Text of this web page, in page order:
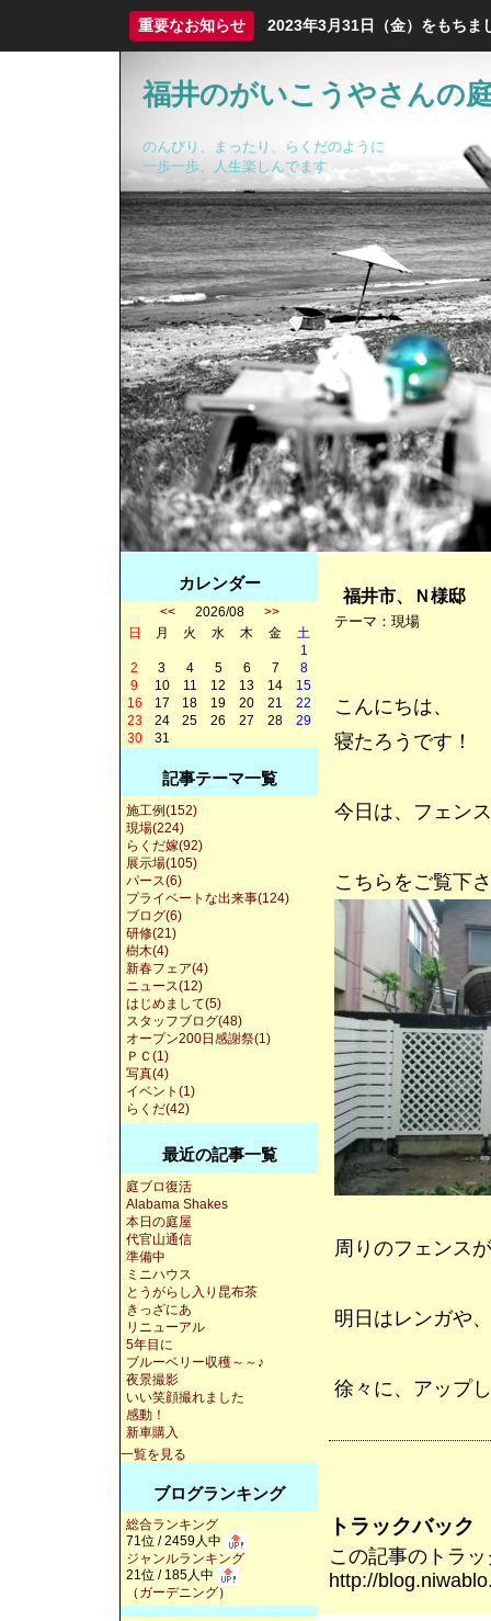
重要なお知らせ 2023年3月31日（金）をもちま
福井のがいこうやさんの
のんびり、まったり、らくだのように
一歩一歩、人生楽しんでます
福井市、Ｎ様邸
テーマ： 現場
こんにちは、
寝たろうです！
今日は、フェン
こちらをご覧下
周りのフェンス
明日はレンガや
徐々に、アップ
トラックバック
この記事のトラ
http://
カレンダー
<<2026/08 >>
日
月 火 水 木 金
土
1
2
3 4 5 6 7
8
9
10 11 12 13 14
15
16
17 18 19 20 21
22
23
24 25 26 27 28
29
30
31
記事テーマ一覧
施工例(152)
現場(224)
らくだ嫁(92)
展示場(105)
パース(6)
プライベートな出来事(124)
ブログ(6)
研修(21)
樹木(4)
新春フェア(4)
ニュース(12)
はじめまして(5)
スタッフブログ(48)
オープン200日感謝祭(1)
ＰＣ(1)
写真(4)
イベント(1)
らくだ(42)
最近の記事一覧
庭ブロ復活
Alabama Shakes
本日の庭屋
代官山通信
準備中
ミニハウス
とうがらし入り昆布茶
きっざにあ
リニューアル
5年目に
ブルーベリー収穫～～♪
夜景撮影
いい笑顔撮れました
感動！
新車購入
一覧を見る
ブログランキング
総合ランキング
71位 / 2459人中
ジャンルランキング
21位 / 185人中
（ ガーデニング）